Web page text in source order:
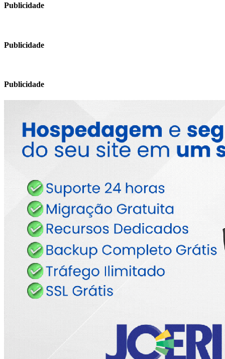
Publicidade
Publicidade
Publicidade